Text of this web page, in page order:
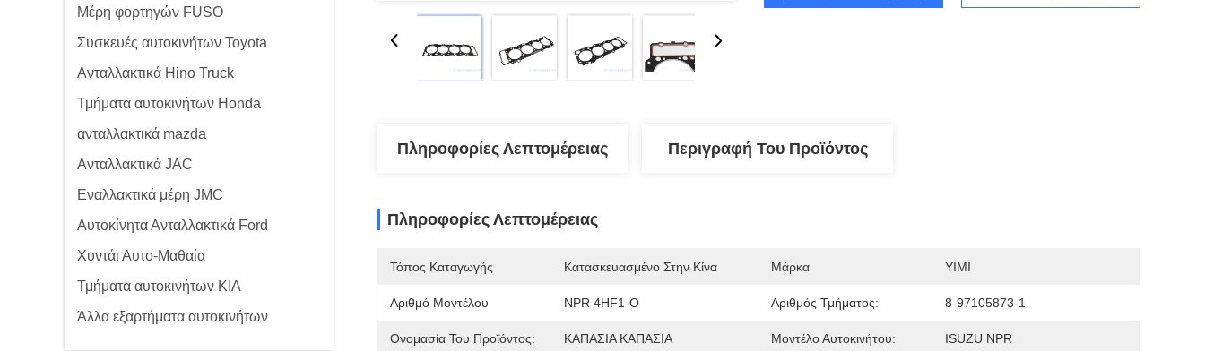
Μέρη φορτηγών FUSO
Συσκευές αυτοκινήτων Toyota
Ανταλλακτικά Hino Truck
Τμήματα αυτοκινήτων Honda
ανταλλακτικά mazda
Ανταλλακτικά JAC
Εναλλακτικά μέρη JMC
Αυτοκίνητα Ανταλλακτικά Ford
Χυντάι Αυτο-Μαθαία
Τμήματα αυτοκινήτων KIA
Άλλα εξαρτήματα αυτοκινήτων
Πληροφορίες Λεπτομέρειας Περιγραφή Του Προϊόντος
Πληροφορίες Λεπτομέρειας
Τόπος Καταγωγής Κατασκευασμένο Στην Κίνα Μάρκα YIMI
Αριθμό Μοντέλου NPR 4HF1-O Αριθμός Τμήματος: 8-97105873-1
Ονομασία Του Προϊόντος: ΚΑΠΑΣΙΑ ΚΑΠΑΣΙΑ Μοντέλο Αυτοκινήτου: ISUZU NPR